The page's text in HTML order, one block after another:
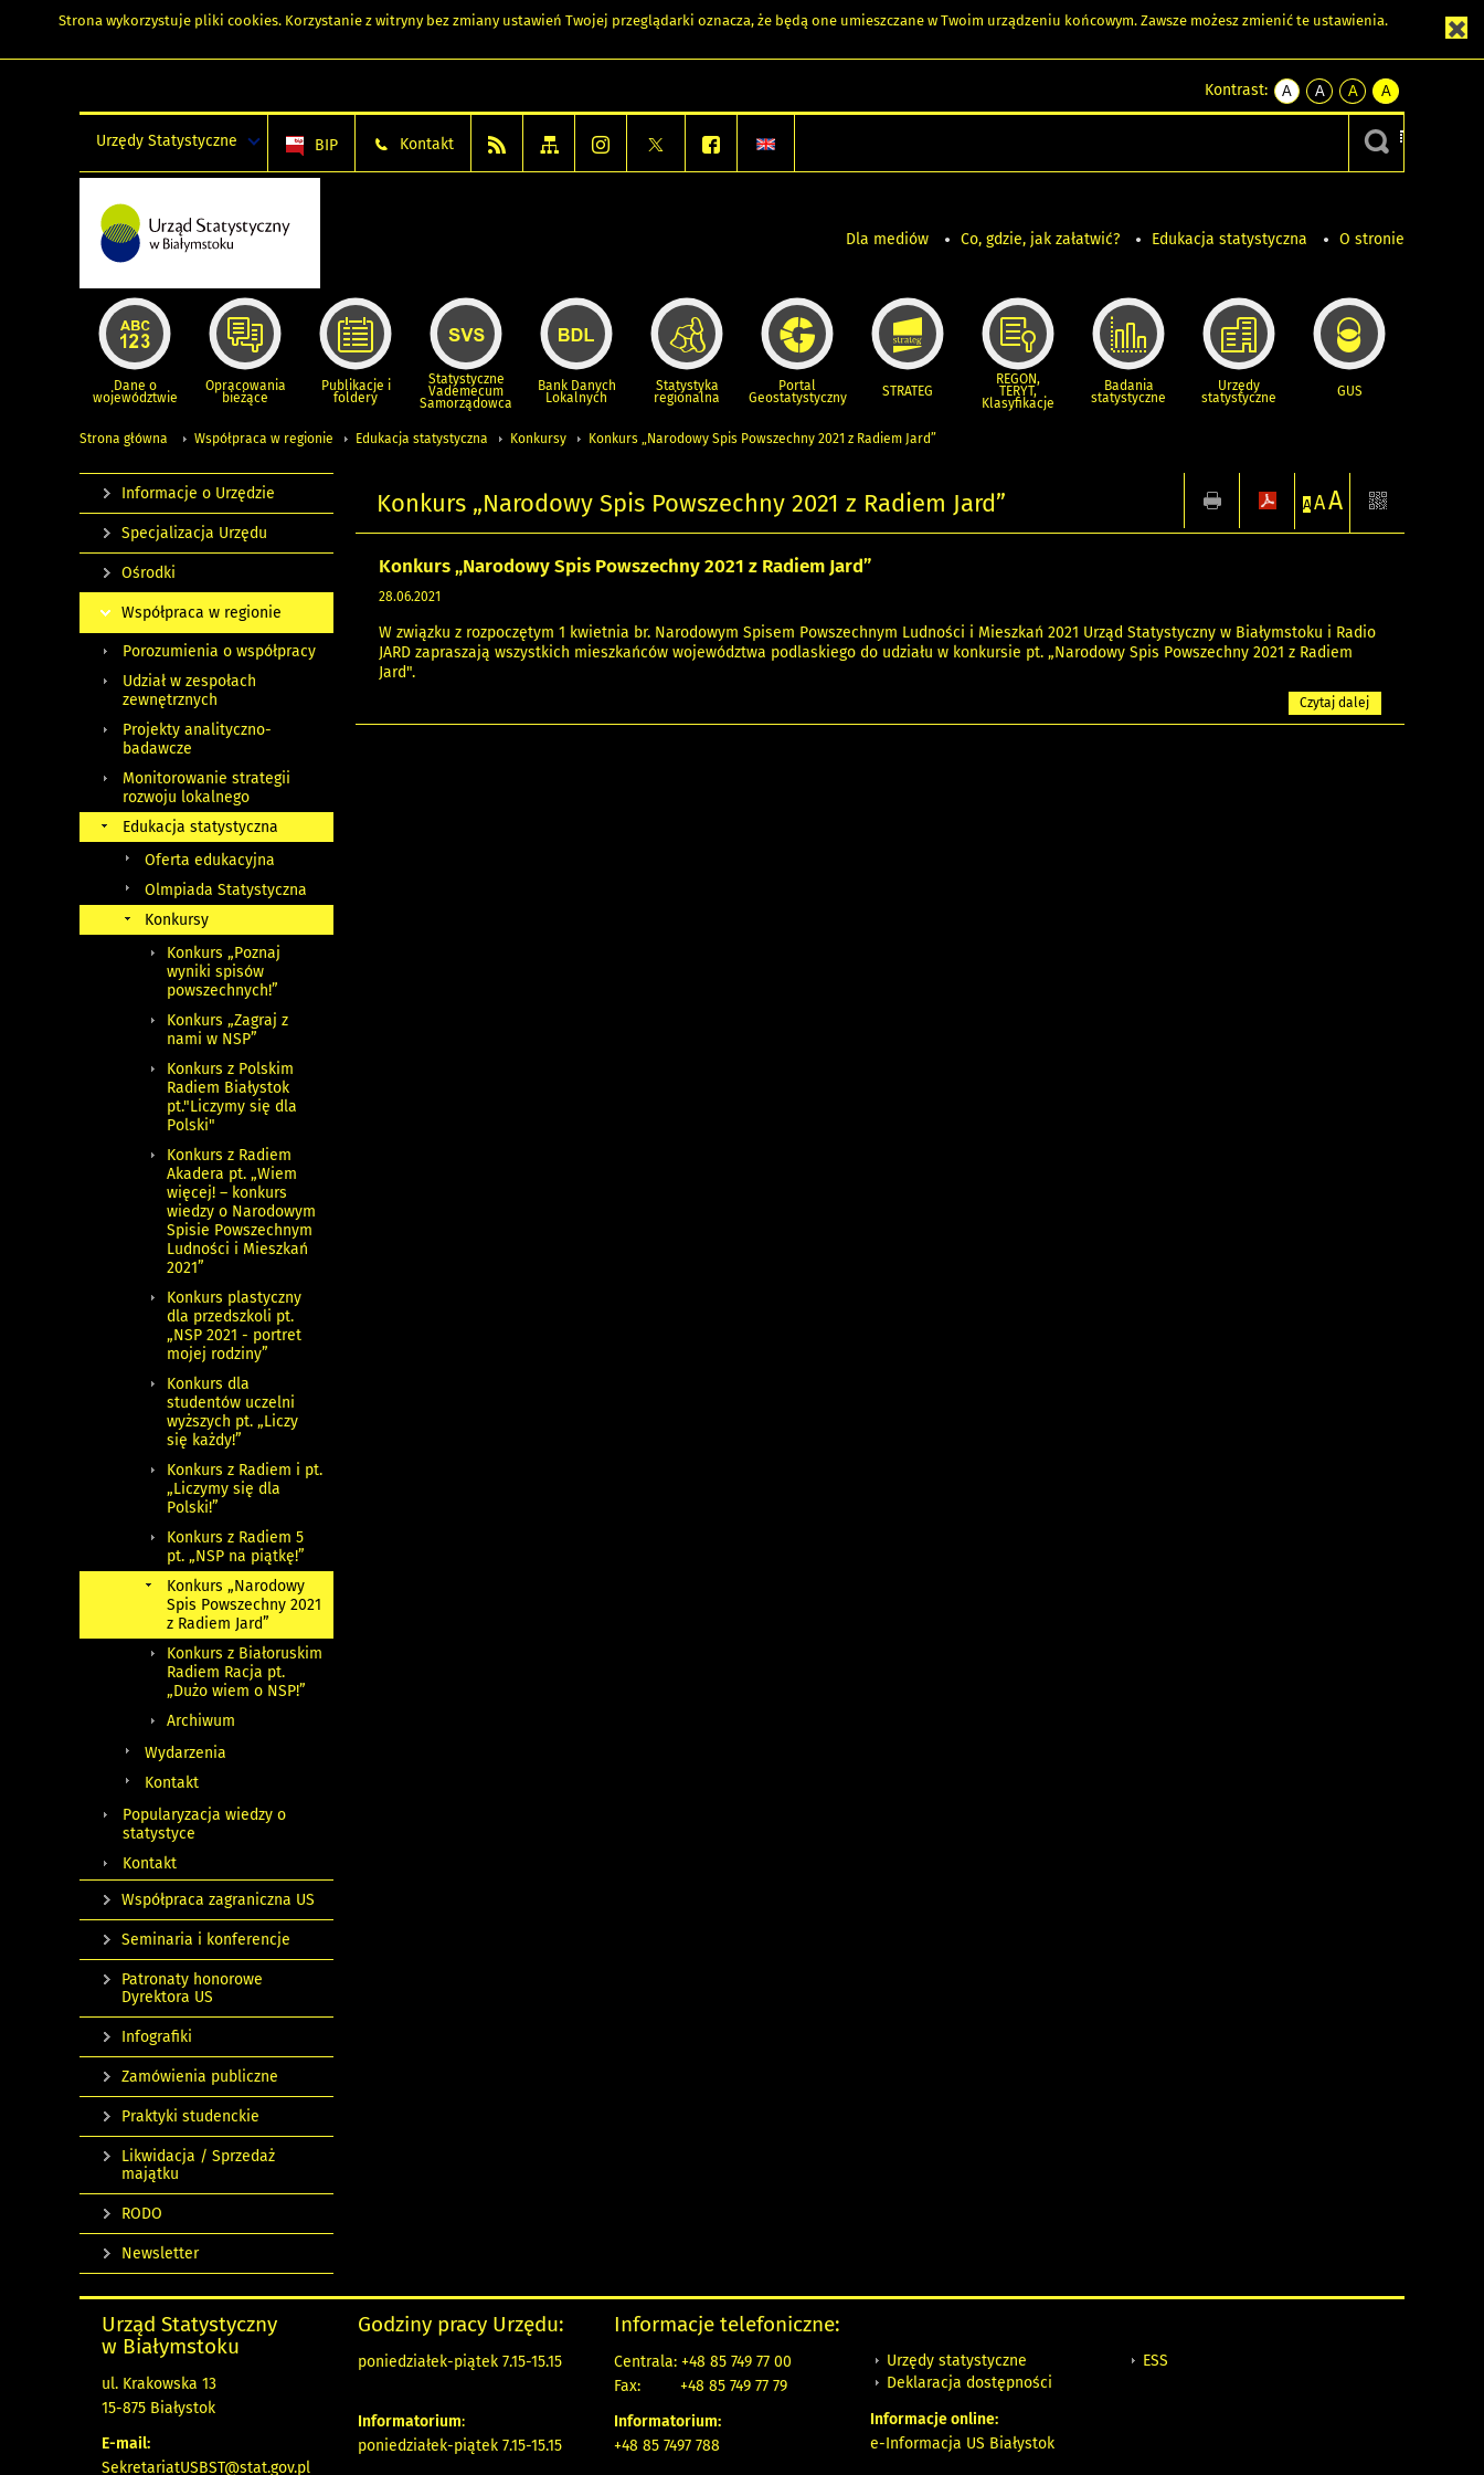
Strona wykorzystuje pliki cookies. Korzystanie z witryny bez zmiany ustawień Twojej przeglądarki oznacza, że będą one umieszczane w Twoim urządzeniu końcowym. Zawsze możesz zmienić te ustawienia.
Kontrast:
A
kontrast
A
kontrast
czarnym
A
kontrast
żółty
tekst
czarnym
A
kontrast
czarny
tekst
żółtym
Urzędy Statystyczne BIP Kontakt
Dla mediów Co, gdzie, jak załatwić? Edukacja statystyczna O stronie
Dane o
województwie
Opracowania
bieżące
Publikacje i
foldery
Statystyczne
Vademecum
Samorządowca
Bank Danych
Lokalnych
Statystyka
regionalna
Portal
Geostatystyczny STRATEG
REGON,
TERYT,
Klasyfikacje
Badania
statystyczne
Urzędy
statystyczne GUS
Strona główna Współpraca w regionie Edukacja statystyczna Konkursy Konkurs „Narodowy Spis Powszechny 2021 z Radiem Jard”
Konkurs „Narodowy Spis Powszechny 2021 z Radiem Jard” A AA
Konkurs „Narodowy Spis Powszechny 2021 z Radiem Jard”
28.06.2021
W związku z rozpoczętym 1 kwietnia br. Narodowym Spisem Powszechnym Ludności i Mieszkań 2021 Urząd Statystyczny w Białymstoku i Radio
JARD zapraszają wszystkich mieszkańców województwa podlaskiego do udziału w konkursie pt. „Narodowy Spis Powszechny 2021 z Radiem
Jard".
Czytaj dalej
Informacje o Urzędzie
Specjalizacja Urzędu
Ośrodki
Współpraca w regionie
Porozumienia o współpracy
Udział w zespołach
zewnętrznych
Projekty analityczno-
badawcze
Monitorowanie strategii
rozwoju lokalnego
Edukacja statystyczna
Oferta edukacyjna
Olmpiada Statystyczna
Konkursy
Konkurs „Poznaj
wyniki spisów
powszechnych!”
Konkurs „Zagraj z
nami w NSP”
Konkurs z Polskim
Radiem Białystok
pt."Liczymy się dla
Polski"
Konkurs z Radiem
Akadera pt. „Wiem
więcej! – konkurs
wiedzy o Narodowym
Spisie Powszechnym
Ludności i Mieszkań
2021”
Konkurs plastyczny
dla przedszkoli pt.
„NSP 2021 - portret
mojej rodziny”
Konkurs dla
studentów uczelni
wyższych pt. „Liczy
się każdy!”
Konkurs z Radiem i pt.
„Liczymy się dla
Polski!”
Konkurs z Radiem 5
pt. „NSP na piątkę!”
Konkurs „Narodowy
Spis Powszechny 2021
z Radiem Jard”
Konkurs z Białoruskim
Radiem Racja pt.
„Dużo wiem o NSP!”
Archiwum
Wydarzenia
Kontakt
Popularyzacja wiedzy o
statystyce
Kontakt
Współpraca zagraniczna US
Seminaria i konferencje
Patronaty honorowe
Dyrektora US
Infografiki
Zamówienia publiczne
Praktyki studenckie
Likwidacja / Sprzedaż
majątku
RODO
Newsletter
Urząd Statystyczny
w Białymstoku
ul. Krakowska 13
15-875 Białystok
E-mail:
SekretariatUSBST@stat.gov.pl
Godziny pracy Urzędu:
poniedziałek-piątek 7.15-15.15
Informatorium:
poniedziałek-piątek 7.15-15.15
Informacje telefoniczne:
Centrala: +48 85 749 77 00
Fax:
+48 85 749 77 79
Informatorium:
+48 85 7497 788
Urzędy statystyczne
Deklaracja dostępności
Informacje online:
e-Informacja US Białystok
ESS